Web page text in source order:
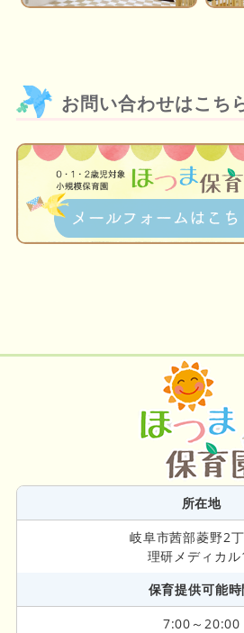
お問い合わせはこち
所在地
岐阜市茜部菱野2
理研メディカル
保育提供可能時
7:00～20:00